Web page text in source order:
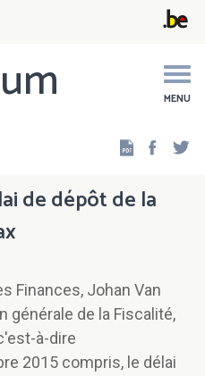
MENU
de dépôt de la
Finances, Johan Van
générale de la Fiscalité,
à-dire
2015 compris, le délai